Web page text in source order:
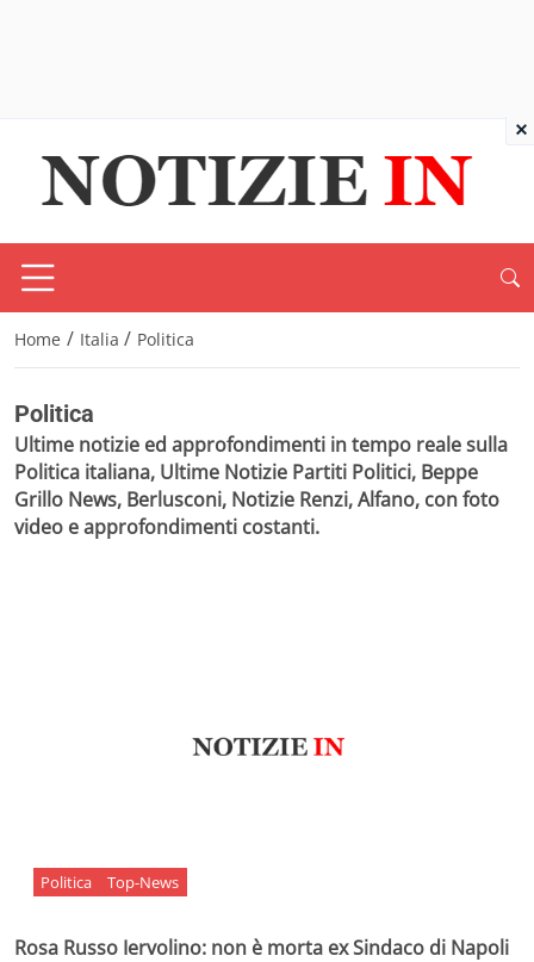
Home / Italia / Politica
Politica
Ultime notizie ed approfondimenti in tempo reale sulla
Politica italiana, Ultime Notizie Partiti Politici, Beppe
Grillo News, Berlusconi, Notizie Renzi, Alfano, con foto
video e approfondimenti costanti.
Politica Top-News
Rosa Russo Iervolino: non è morta ex Sindaco di Napoli
×